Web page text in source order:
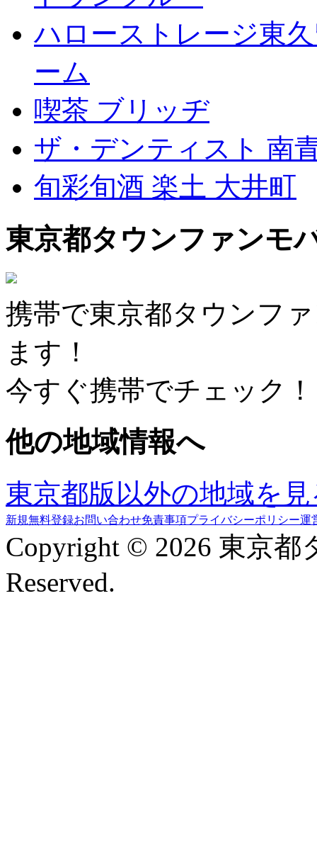
ハローストレージ東
ーム
喫茶 ブリッヂ
ザ・デンティスト 南
旬彩旬酒 楽土 大井町
東京都タウンファンモ
携帯で東京都タウンフ
ます！
今すぐ携帯でチェック！
他の地域情報へ
東京都版以外の地域を
新規無料登録お問い合わせ免責事項プライバシーポリシー運
Copyright © 2026 東京
Reserved.